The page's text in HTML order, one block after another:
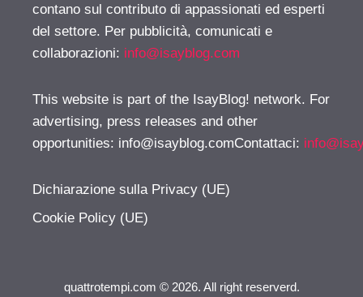
contano sul contributo di appassionati ed esperti
del settore. Per pubblicità, comunicati e
collaborazioni: info@isayblog.com
This website is part of the IsayBlog! network. For
advertising, press releases and other
opportunities: info@isayblog.comContattaci:
Dichiarazione sulla Privacy (UE)
Cookie Policy (UE)
quattrotempi.com © 2026. All right reserverd.